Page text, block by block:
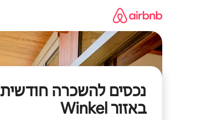
נכסים להשכרה חודשית
באזור Winkel